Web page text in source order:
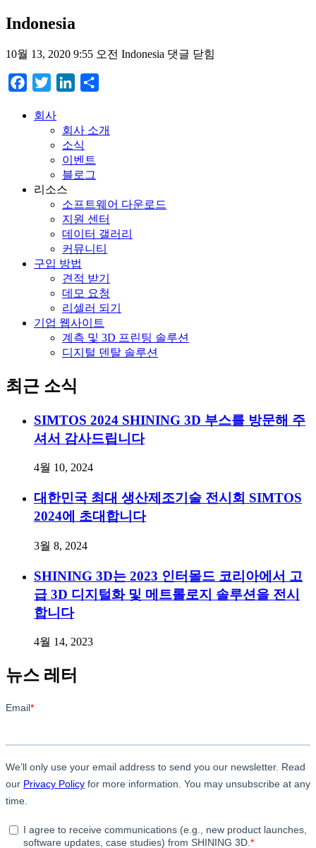
Indonesia
10월 13, 2020 9:55 오전 Indonesia 댓글 닫힘
Facebook
Twitter LinkedIn
회사
회사 소개
소식
이벤트
블로그
리소스
소프트웨어 다운로드
지원 센터
데이터 갤러리
커뮤니티
구입 방법
견적 받기
데모 요청
리셀러 되기
기업 웹사이트
계측 및 3D 프린팅 솔루션
디지털 덴탈 솔루션
최근 소식
SIMTOS 2024 SHINING 3D 부스를 방문해 주
셔서 감사드립니다
4월 10, 2024
대한민국 최대 생산제조기술 전시회 SIMTOS
2024에 초대합니다
3월 8, 2024
SHINING 3D는 2023 인터몰드 코리아에서 고
급 3D 디지털화 및 메트롤로지 솔루션을 전시
합니다
4월 14, 2023
뉴스 레터